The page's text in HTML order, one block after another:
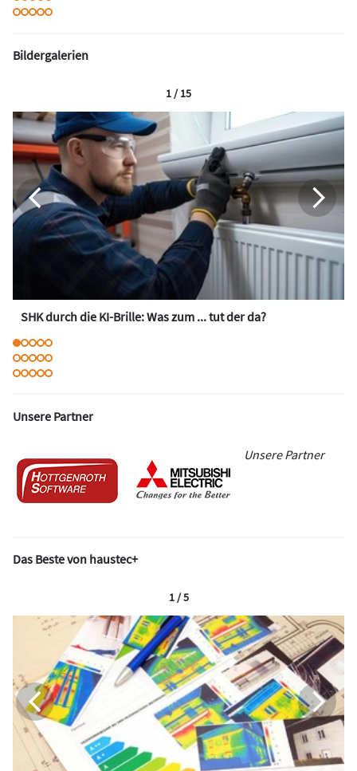
Bildergalerien
SHK durch die KI-Brille: Was zum ... tut der da?
1 / 15
Unsere Partner
Unsere Partner
Das Beste von haustec+
1 / 5